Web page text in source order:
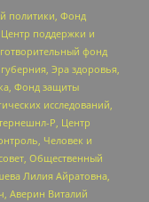
политики, Фонд
поддержки и
фонд
Эра здоровья,
Фонд защиты
исследований,
Р, Центр
Человек и
Общественный
Лилия Айратовна,
Аверин Виталий